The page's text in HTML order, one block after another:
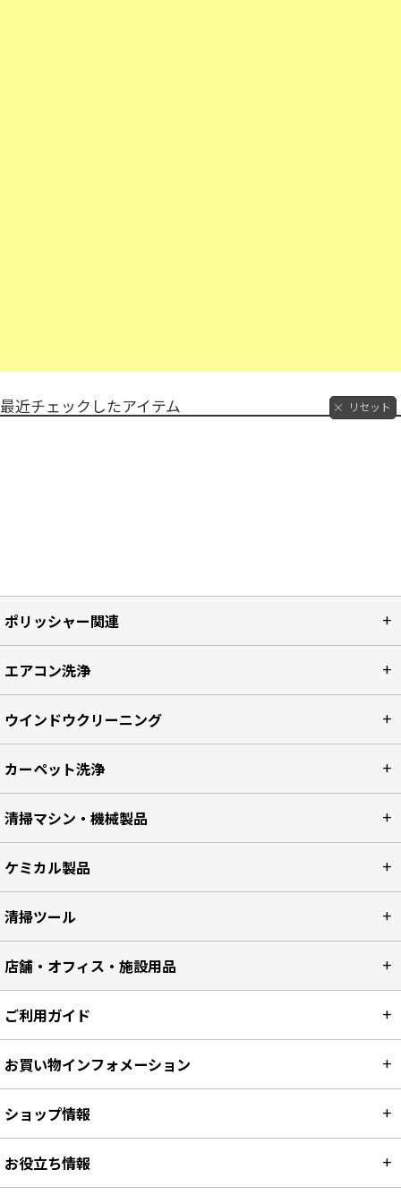
最近チェックしたアイテム リセット
ポリッシャー関連
エアコン洗浄
ウインドウクリーニング
カーペット洗浄
清掃マシン・機械製品
ケミカル製品
清掃ツール
店舗・オフィス・施設用品
ご利用ガイド
お買い物インフォメーション
ショップ情報
お役立ち情報